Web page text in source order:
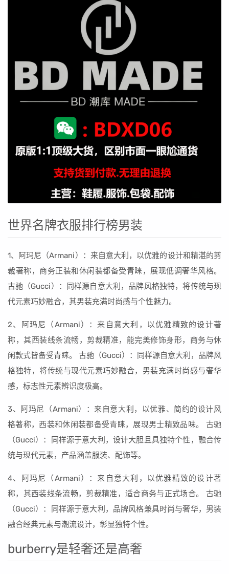
世界名牌衣服排行榜男装
1、阿玛尼（Armani）：来自意大利，以优雅的设计和精湛的剪
裁著称，商务正装和休闲装都备受青睐，展现低调奢华风格。
古驰（Gucci）：同样源自意大利，品牌风格独特，将传统与现
代元素巧妙融合，其男装充满时尚感与个性魅力。
2、阿玛尼（Armani）：来自意大利，以优雅精致的设计著
称，其西装线条流畅，剪裁精准，能完美修饰身形，商务与休
闲款式皆备受青睐。 古驰（Gucci）：同样源自意大利，品牌风
格独特，将传统与现代元素巧妙融合，男装充满时尚感与奢华
感，标志性元素辨识度极高。
3、阿玛尼（Armani）：来自意大利，以优雅、简约的设计风
格著称，西装和休闲装都备受青睐，展现男士精致品味。 古驰
（Gucci）：同样源于意大利，设计大胆且具独特个性，融合传
统与现代元素，产品涵盖服装、配饰等。
4、阿玛尼（Armani）：来自意大利，以优雅精致的设计著
称，其西装线条流畅，剪裁精准，适合商务与正式场合。 古驰
（Gucci）：同样源于意大利，品牌风格兼具时尚与奢华，男装
融合经典元素与潮流设计，彰显独特个性。
burberry是轻奢还是高奢